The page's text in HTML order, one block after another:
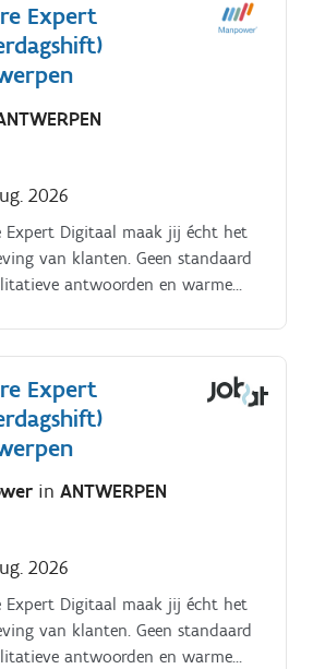
Expert
2026
Expert Digitaal maak jij écht het
van klanten. Geen standaard
antwoorden en warme
in ruil Je takenpakket
van klanten en
e?mail en berichtenservice Het
en het bieden van correcte
configuratie en gebruik
en Internetbankieren Het
over rekeningen en kaarten
van nieuwe producten,
functionaliteiten Het detecteren
klantbehoeften dankzij je sterk
van klanten in digitale
doorverwijzen naar hun
bijdragen aan je eigen groei, die
Expert
in ANTWERPEN
2026
Expert Digitaal maak jij écht het
van klanten. Geen standaard
antwoorden en warme